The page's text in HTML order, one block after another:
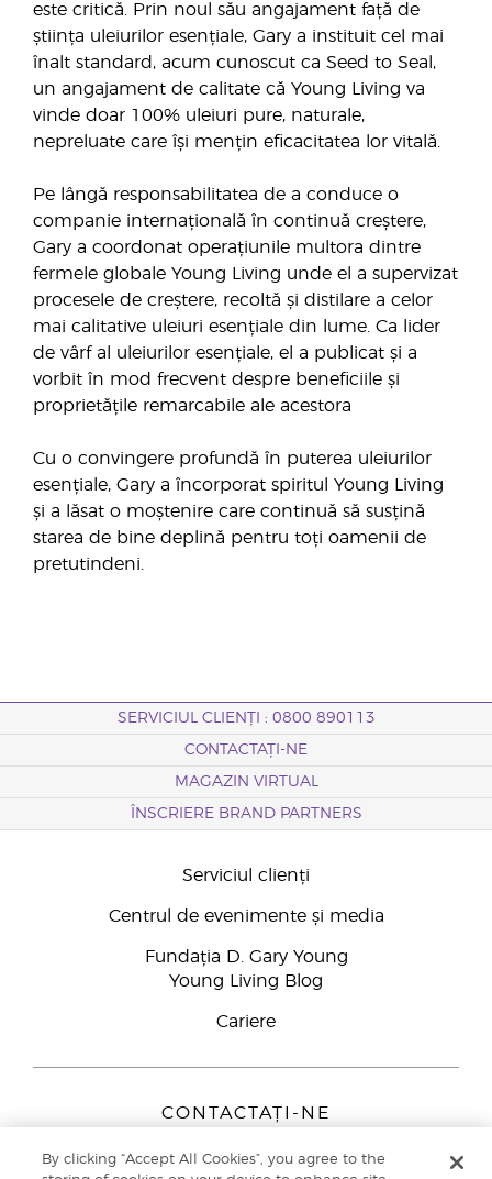
este critică. Prin noul său angajament față de
știința uleiurilor esențiale, Gary a instituit cel mai
înalt standard, acum cunoscut ca Seed to Seal,
un angajament de calitate că Young Living va
vinde doar 100% uleiuri pure, naturale,
nepreluate care își mențin eficacitatea lor vitală.
Pe lângă responsabilitatea de a conduce o
companie internațională în continuă creștere,
Gary a coordonat operațiunile multora dintre
fermele globale Young Living unde el a supervizat
procesele de creștere, recoltă și distilare a celor
mai calitative uleiuri esențiale din lume. Ca lider
de vârf al uleiurilor esențiale, el a publicat și a
vorbit în mod frecvent despre beneficiile și
proprietățile remarcabile ale acestora
Cu o convingere profundă în puterea uleiurilor
esențiale, Gary a încorporat spiritul Young Living
și a lăsat o moștenire care continuă să susțină
starea de bine deplină pentru toți oamenii de
pretutindeni.
SERVICIUL CLIENȚI : 0800 890113
CONTACTAȚI-NE
MAGAZIN VIRTUAL
ÎNSCRIERE BRAND PARTNERS
Serviciul clienți
Centrul de evenimente și media
Fundația D. Gary Young
Young Living Blog
Cariere
CONTACTAȚI-NE
Peizerweg 97
By clicking “Accept All Cookies”, you agree to the